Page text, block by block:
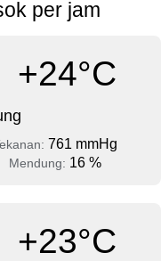
per jam
+24°C
761 mmHg
Mendung: 16 %
+23°C